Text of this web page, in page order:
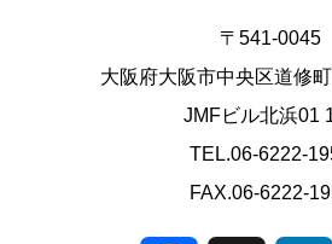
〒541-0045
大阪府大阪市中央区道修
JMFビル北浜01
TEL.06-6222-
FAX.06-6222-